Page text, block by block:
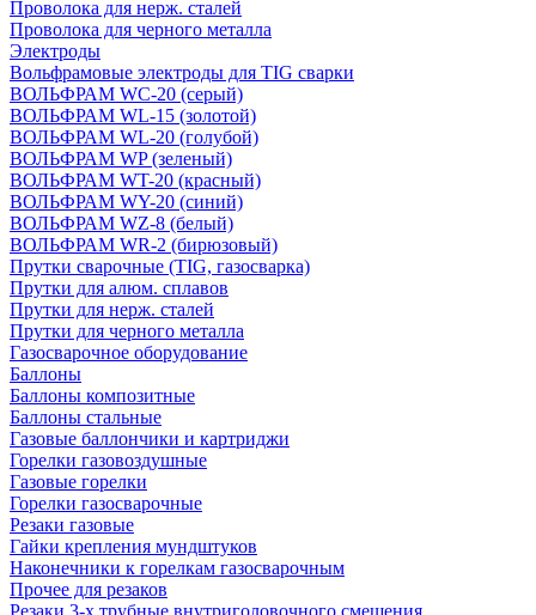
Проволока для нерж. сталей
Проволока для черного металла
Электроды
Вольфрамовые электроды для TIG сварки
ВОЛЬФРАМ WC-20 (серый)
ВОЛЬФРАМ WL-15 (золотой)
ВОЛЬФРАМ WL-20 (голубой)
ВОЛЬФРАМ WP (зеленый)
ВОЛЬФРАМ WT-20 (красный)
ВОЛЬФРАМ WY-20 (синий)
ВОЛЬФРАМ WZ-8 (белый)
ВОЛЬФРАМ WR-2 (бирюзовый)
Прутки сварочные (TIG, газосварка)
Прутки для алюм. сплавов
Прутки для нерж. сталей
Прутки для черного металла
Газосварочное оборудование
Баллоны
Баллоны композитные
Баллоны стальные
Газовые баллончики и картриджи
Горелки газовоздушные
Газовые горелки
Горелки газосварочные
Резаки газовые
Гайки крепления мундштуков
Наконечники к горелкам газосварочным
Прочее для резаков
Резаки 3-х трубные внутриголовочного смешения